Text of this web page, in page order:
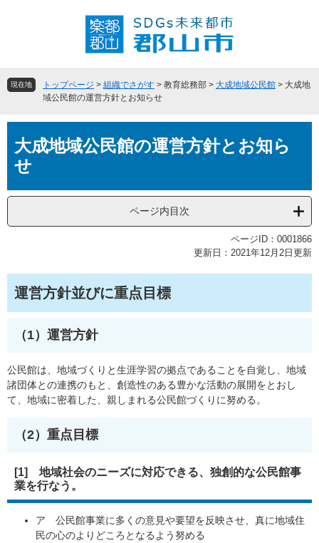
頭
飛現在地 トップページ > 組織でさがす > 教育総務部 > 大成地域公民館 > 大成地
域公民館の運営方針とお知らせ
文大成地域公民館の運営方針とお知ら
せ
ページ内目次
ページID：0001866
更新日：2021年12月2日更新
運営方針並びに重点目標
（1）運営方針
公民館は、地域づくりと生涯学習の拠点であることを自覚し、地域
諸団体との連携のもと、創造性のある豊かな活動の展開をとおし
て、地域に密着した、親しまれる公民館づくりに努める。
（2）重点目標
[1] 地域社会のニーズに対応できる、独創的な公民館事
業を行なう。
ア 公民館事業に多くの意見や要望を反映させ、真に地域住
民の心のよりどころとなるよう努める